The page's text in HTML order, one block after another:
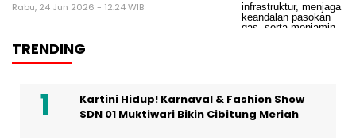
Rabu, 24 Jun 2026 - 12:24 WIB
TRENDING
Kartini Hidup! Karnaval & Fashion Show
SDN 01 Muktiwari Bikin Cibitung Meriah